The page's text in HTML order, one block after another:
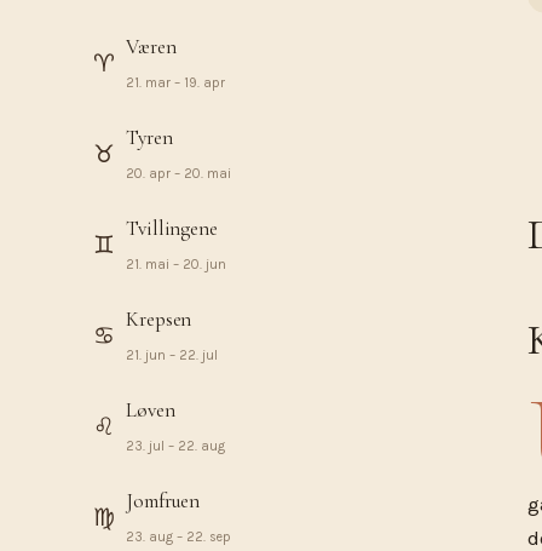
♈︎
Væren
21. mar – 19. apr
♉︎
Tyren
20. apr – 20. mai
♊︎
Tvillingene
21. mai – 20. jun
♋︎
Krepsen
21. jun – 22. jul
♌︎
Løven
23. jul – 22. aug
♍︎
Jomfruen
23. aug – 22. sep